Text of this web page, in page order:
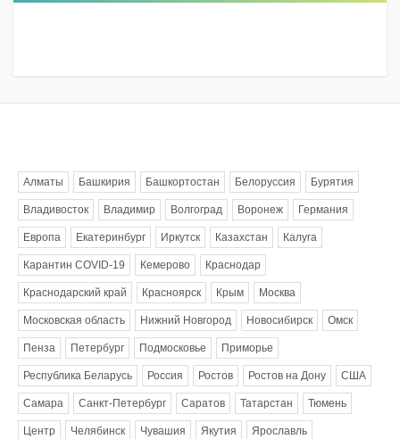
Алматы Башкирия Башкортостан Белоруссия Бурятия
Владивосток Владимир Волгоград Воронеж Германия
Европа Екатеринбург Иркутск Казахстан Калуга
Карантин COVID-19 Кемерово Краснодар
Краснодарский край Красноярск Крым Москва
Московская область Нижний Новгород Новосибирск Омск
Пенза Петербург Подмосковье Приморье
Республика Беларусь Россия Ростов Ростов на Дону США
Самара Санкт-Петербург Саратов Татарстан Тюмень
Центр Челябинск Чувашия Якутия Ярославль